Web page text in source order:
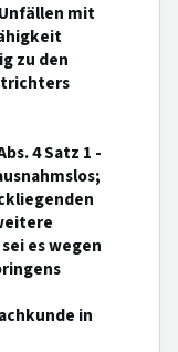
mit
zu den
4 Satz 1 -
es wegen
in